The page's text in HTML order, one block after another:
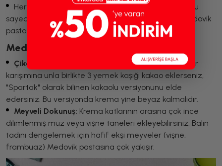
Her dilimden sonra bıçağı temizleyip tekrar ısıtın. Bu
sayede krema katmanları birbirine bulaşmaz ve Medovik
pastanız jilet gibi keskin katlara sahip olur.
Medovik Pasta İçin Alternatif Çeşitler
Çikolatalı Medovik Pasta (Spartak Pasta):Hamur
karışımına unla birlikte 3 yemek kaşığı kakao eklerseniz,
"Spartak" olarak bilinen kakaolu versiyonunu elde
edersiniz. Bu versiyonda krema yine beyaz kalmalıdır.
Meyveli Dokunuş: Krema katlarının arasına çok ince
dilimlenmiş muz veya vişne taneleri ekleyebilirsiniz. Balın
tadını dengelemek için hafif ekşi meyveler (vişne,
frambuaz) Medovik pastasına çok yakışır.